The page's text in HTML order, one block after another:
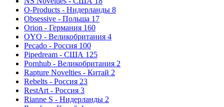
O-Products - Нидерланды 8
Obsessive - Польша 17
Orion - Германия 160
OYO - Великобритания 4
Pecado - Россия 100
Pipedream - США 125
Pornhub - Великобритания 2
Rapture Novelties - Китай 2
Rebelts - Россия 23
RestArt - Россия 3
Rianne S - Нидерланды 2